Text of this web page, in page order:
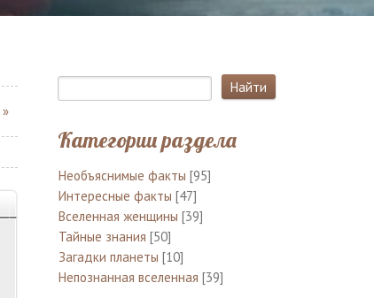
»
Категории раздела
Необъяснимые факты [95]
Интересные факты [47]
Вселенная женщины [39]
Тайные знания [50]
Загадки планеты [10]
Непознанная вселенная [39]